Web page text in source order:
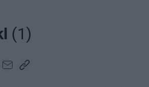
(1)